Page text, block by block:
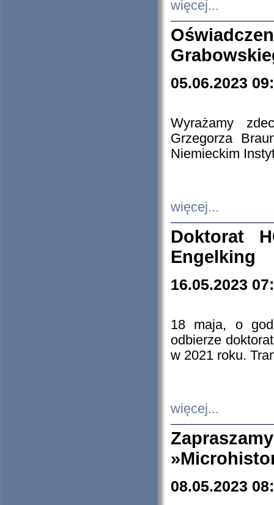
więcej...
05.06.2023
Wyrażamy
Grzegorza
Niemieckim
więcej...
Doktorat
Engelking
16.05.2023
18 maja, o
odbierze
w 2021 roku.
więcej...
08.05.2023